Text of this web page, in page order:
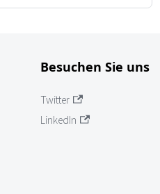
Besuchen Sie uns
Twitter
LinkedIn